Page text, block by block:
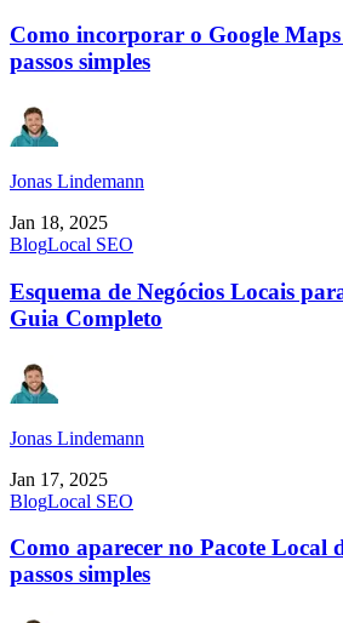
Como incorporar o Google Maps
passos simples
Jonas Lindemann
Jan 18, 2025
BlogLocal SEO
Esquema de Negócios Locais
Guia Completo
Jonas Lindemann
Jan 17, 2025
BlogLocal SEO
Como aparecer no Pacote Local
passos simples